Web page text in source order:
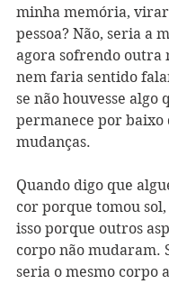
minha memória,
pessoa? Não, seria a
agora sofrendo outra
nem faria sentido
se não houvesse algo
permanece por baixo
mudanças.
Quando digo que
cor porque tomou sol,
isso porque outros
corpo não mudaram.
seria o mesmo corpo